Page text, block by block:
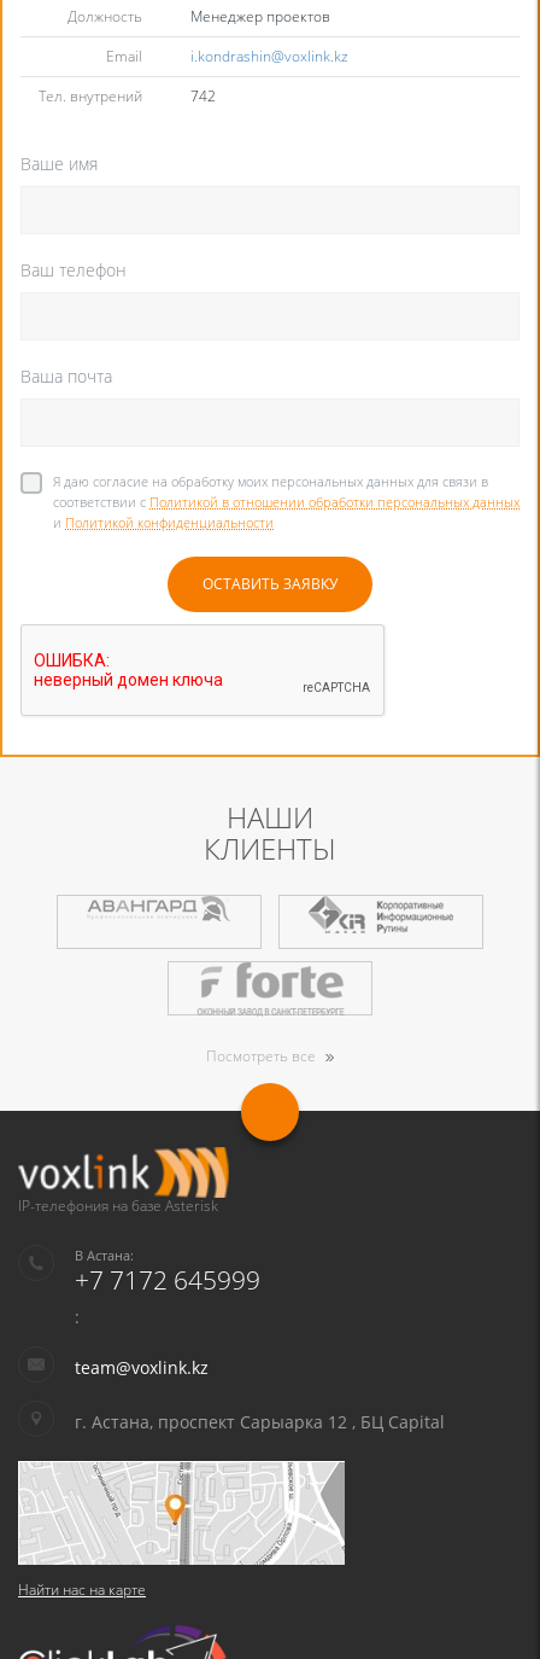
Должность
Менеджер проектов
Email
i.kondrashin@voxlink.kz
Тел. внутрений
742
Ваше имя
Ваш телефон
Ваша почта
Я даю согласие на обработку моих персональных данных для связи в
соответствии с Политикой в отношении обработки персональных данных
и Политикой конфиденциальности
НАШИ
КЛИЕНТЫ
Посмотреть все
IP-телефония на базе Asterisk
В Астана:
+7 7172 645999
:
team@voxlink.kz
г. Астана, проспект Сарыарка 12 , БЦ Capital
Найти нас на карте